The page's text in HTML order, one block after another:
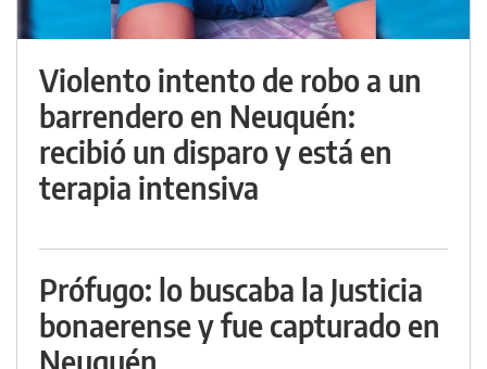
Violento intento de robo a un
barrendero en Neuquén:
recibió un disparo y está en
terapia intensiva
Prófugo: lo buscaba la Justicia
bonaerense y fue capturado en
Neuquén